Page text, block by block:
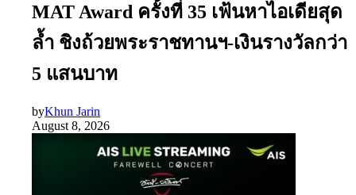
MAT Award ครั้งที่ 35 เฟ้นหาไอเดียสุด
ล้ำ ชิงถ้วยพระราชทานฯ-เงินรางวัลกว่า
5 แสนบาท
byKhun Jarin
August 8, 2026